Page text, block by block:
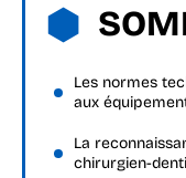
Les normes
aux
La
chirurgien-